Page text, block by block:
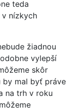
teda
nízkych
žiadnou
vylepší
skôr
by mal byť práve
na trh v roku